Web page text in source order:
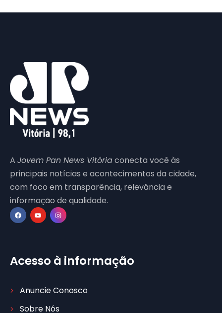
A Jovem Pan News Vitóriaconecta você às
principais notícias e acontecimentos da cidade,
com foco em transparência, relevância e
informação de qualidade.
Acesso à informação
Anuncie Conosco
Sobre Nós